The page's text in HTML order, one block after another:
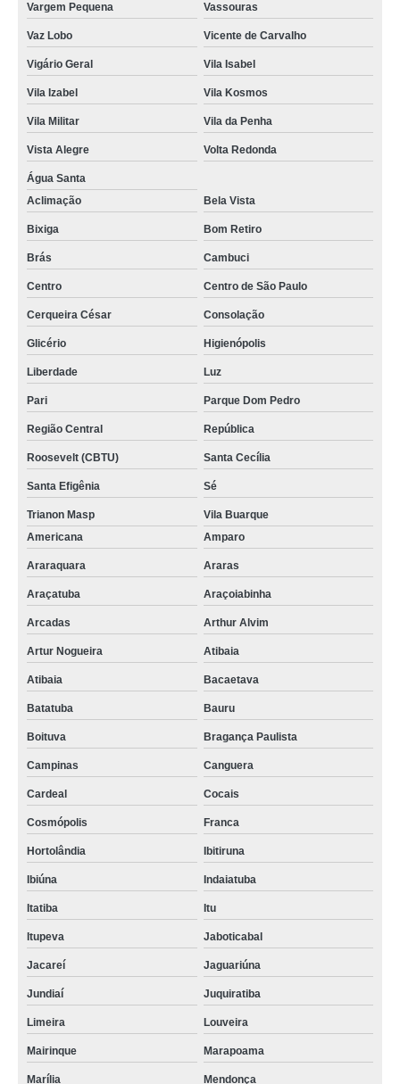
Vargem Pequena Vassouras
Vaz Lobo Vicente de Carvalho
Vigário Geral Vila Isabel
Vila Izabel Vila Kosmos
Vila Militar Vila da Penha
Vista Alegre Volta Redonda
Água Santa
Aclimação
Bela Vista
Bixiga Bom Retiro
Brás Cambuci
Centro Centro de São Paulo
Cerqueira César Consolação
Glicério Higienópolis
Liberdade Luz
Pari Parque Dom Pedro
Região Central República
Roosevelt (CBTU) Santa Cecília
Santa Efigênia Sé
Trianon Masp
Vila Buarque
Americana
Amparo
Araraquara Araras
Araçatuba Araçoiabinha
Arcadas Arthur Alvim
Artur Nogueira Atibaia
Atibaia Bacaetava
Batatuba Bauru
Boituva Bragança Paulista
Campinas Canguera
Cardeal Cocais
Cosmópolis Franca
Hortolândia Ibitiruna
Ibiúna Indaiatuba
Itatiba Itu
Itupeva Jaboticabal
Jacareí Jaguariúna
Jundiaí Juquiratiba
Limeira Louveira
Mairinque Marapoama
Marília Mendonça